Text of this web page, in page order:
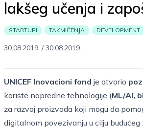
lakšeg učenja i
STARTUPI TAKMIČENJA DEVELOPMENT
30.08.2019. /30.08.2019.
UNICEF Inovacioni fond je otvorio
koriste napredne tehnologije (ML/AI,
za razvoj proizvoda koji mogu da
digitalnom povezivanju u cilju budućeg